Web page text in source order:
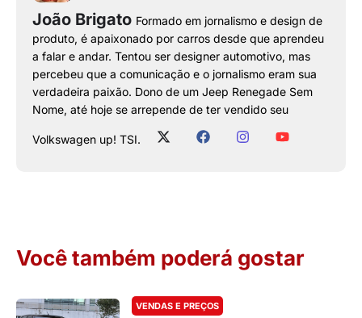
João Brigato Formado em jornalismo e design de
produto, é apaixonado por carros desde que aprendeu
a falar e andar. Tentou ser designer automotivo, mas
percebeu que a comunicação e o jornalismo eram sua
verdadeira paixão. Dono de um Jeep Renegade Sem
Nome, até hoje se arrepende de ter vendido seu
Volkswagen up! TSI.
Você também poderá gostar
VENDAS E PREÇOS